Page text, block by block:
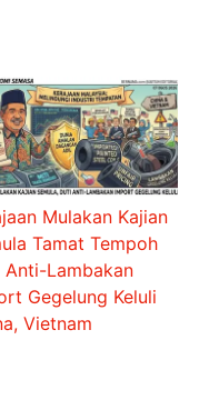
Mulakan Kajian
Tamat Tempoh
Anti-Lambakan
Gegelung Keluli
Vietnam